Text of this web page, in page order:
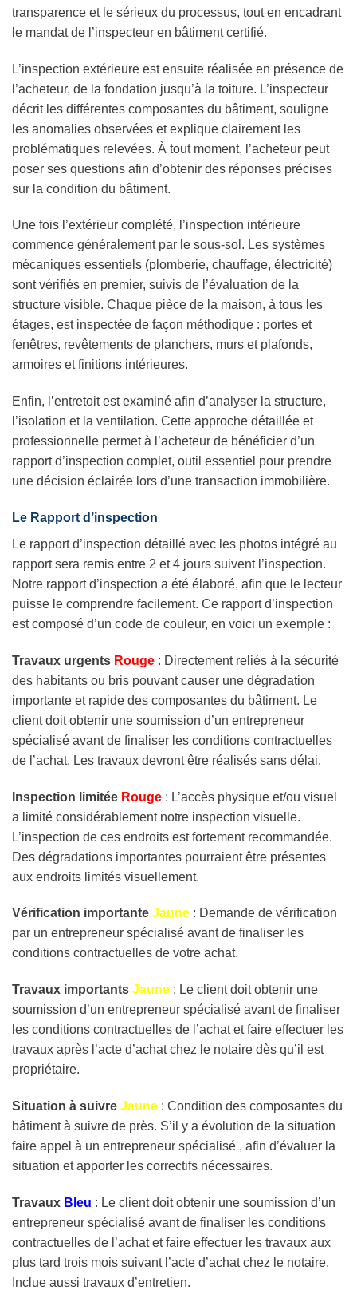
transparence et le sérieux du processus, tout en encadrant
le mandat de l’inspecteur en bâtiment certifié.
L’inspection extérieure est ensuite réalisée en présence de
l’acheteur, de la fondation jusqu’à la toiture. L’inspecteur
décrit les différentes composantes du bâtiment, souligne
les anomalies observées et explique clairement les
problématiques relevées. À tout moment, l’acheteur peut
poser ses questions afin d’obtenir des réponses précises
sur la condition du bâtiment.
Une fois l’extérieur complété, l’inspection intérieure
commence généralement par le sous-sol. Les systèmes
mécaniques essentiels (plomberie, chauffage, électricité)
sont vérifiés en premier, suivis de l’évaluation de la
structure visible. Chaque pièce de la maison, à tous les
étages, est inspectée de façon méthodique : portes et
fenêtres, revêtements de planchers, murs et plafonds,
armoires et finitions intérieures.
Enfin, l’entretoit est examiné afin d’analyser la structure,
l’isolation et la ventilation. Cette approche détaillée et
professionnelle permet à l’acheteur de bénéficier d’un
rapport d’inspection complet, outil essentiel pour prendre
une décision éclairée lors d’une transaction immobilière.
Le Rapport d’inspection
Le rapport d’inspection détaillé avec les photos intégré au
rapport sera remis entre 2 et 4 jours suivent l’inspection.
Notre rapport d’inspection a été élaboré, afin que le lecteur
puisse le comprendre facilement. Ce rapport d’inspection
est composé d’un code de couleur, en voici un exemple :
Travaux urgents Rouge : Directement reliés à la sécurité
des habitants ou bris pouvant causer une dégradation
importante et rapide des composantes du bâtiment. Le
client doit obtenir une soumission d’un entrepreneur
spécialisé avant de finaliser les conditions contractuelles
de l’achat. Les travaux devront être réalisés sans délai.
Inspection limitée Rouge : L’accès physique et/ou visuel
a limité considérablement notre inspection visuelle.
L’inspection de ces endroits est fortement recommandée.
Des dégradations importantes pourraient être présentes
aux endroits limités visuellement.
Vérification importante Jaune : Demande de vérification
par un entrepreneur spécialisé avant de finaliser les
conditions contractuelles de votre achat.
Travaux importants Jaune : Le client doit obtenir une
soumission d’un entrepreneur spécialisé avant de finaliser
les conditions contractuelles de l’achat et faire effectuer les
travaux après l’acte d’achat chez le notaire dès qu’il est
propriétaire.
Situation à suivre Jaune : Condition des composantes du
bâtiment à suivre de près. S’il y a évolution de la situation
faire appel à un entrepreneur spécialisé , afin d’évaluer la
situation et apporter les correctifs nécessaires.
Travaux Bleu : Le client doit obtenir une soumission d’un
entrepreneur spécialisé avant de finaliser les conditions
contractuelles de l’achat et faire effectuer les travaux aux
plus tard trois mois suivant l’acte d’achat chez le notaire.
Inclue aussi travaux d’entretien.